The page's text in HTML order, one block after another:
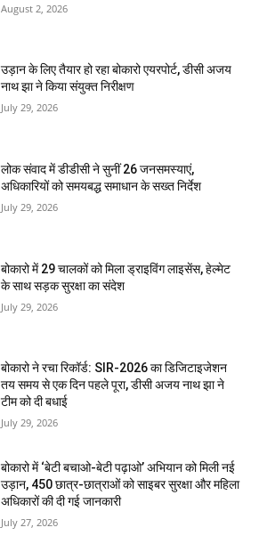
August 2, 2026
उड़ान के लिए तैयार हो रहा बोकारो एयरपोर्ट, डीसी अजय
नाथ झा ने किया संयुक्त निरीक्षण
July 29, 2026
लोक संवाद में डीडीसी ने सुनीं 26 जनसमस्याएं,
अधिकारियों को समयबद्ध समाधान के सख्त निर्देश
July 29, 2026
बोकारो में 29 चालकों को मिला ड्राइविंग लाइसेंस, हेल्मेट
के साथ सड़क सुरक्षा का संदेश
July 29, 2026
बोकारो ने रचा रिकॉर्ड: SIR-2026 का डिजिटाइजेशन
तय समय से एक दिन पहले पूरा, डीसी अजय नाथ झा ने
टीम को दी बधाई
July 29, 2026
बोकारो में ‘बेटी बचाओ-बेटी पढ़ाओ’ अभियान को मिली नई
उड़ान, 450 छात्र-छात्राओं को साइबर सुरक्षा और महिला
अधिकारों की दी गई जानकारी
July 27, 2026